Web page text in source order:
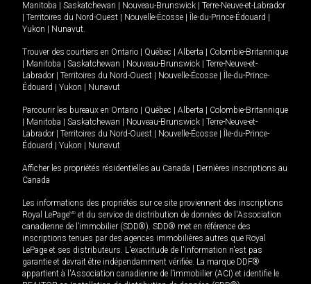
Manitoba
Saskatchewan Nouveau-Brunswick
Terre-Neuve-et-Labrador
Territoires du Nord-Ouest Nouvelle-Écosse Île-du-Prince-Édouard
Yukon
Nunavut.
Trouver des courtiers en Ontario Québec Alberta
Colombie-Britannique
Manitoba Saskatchewan Nouveau-Brunswick
Terre-Neuve-et-
Labrador
Territoires du Nord-Ouest Nouvelle-Écosse
Île-du-Prince-
Édouard
Yukon Nunavut
Parcourir les bureaux en Ontario Québec Alberta
Colombie-Britannique
Manitoba Saskatchewan Nouveau-Brunswick
Terre-Neuve-et-
Labrador
Territoires du Nord-Ouest Nouvelle-Écosse
Île-du-Prince-
Édouard
Yukon Nunavut
Afficher les propriétés résidentielles au Canada
Dernières inscriptions au
Canada
Les informations des propriétés sur ce site proviennent des inscriptions
Royal LePageMD et du service de distribution de données de l'Association
canadienne de l’immobilier (SDD®). SDD® met en référence des
inscriptions tenues par des agences immobilières autres que Royal
LePage et ses distributeurs. L'exactitude de l'information n'est pas
garantie et devrait être indépendamment vérifiée. La marque DDF®
appartient à l'Association canadienne de l’immobilier (ACI) et identifie le